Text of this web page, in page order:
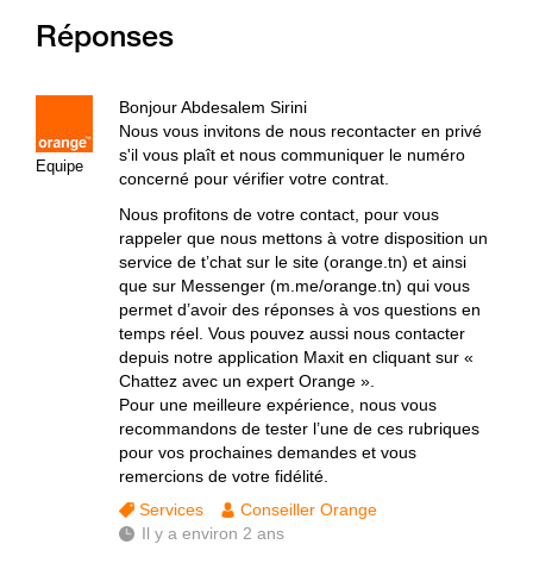
Réponses
Equipe
Bonjour Abdesalem Sirini
Nous vous invitons de nous recontacter en privé
s'il vous plaît et nous communiquer le numéro
concerné pour vérifier votre contrat.
Nous profitons de votre contact, pour vous
rappeler que nous mettons à votre disposition un
service de t’chat sur le site (orange.tn) et ainsi
que sur Messenger (m.me/orange.tn) qui vous
permet d’avoir des réponses à vos questions en
temps réel. Vous pouvez aussi nous contacter
depuis notre application Maxit en cliquant sur «
Chattez avec un expert Orange ».
Pour une meilleure expérience, nous vous
recommandons de tester l’une de ces rubriques
pour vos prochaines demandes et vous
remercions de votre fidélité.
Services
Conseiller Orange
Il y a environ 2 ans